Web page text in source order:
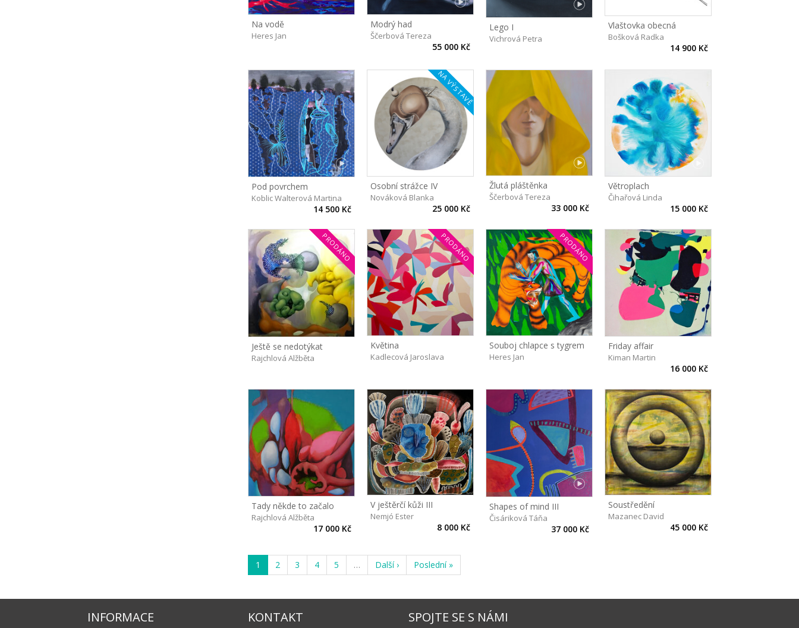
Na vodě
Heres Jan
Modrý had
Ščerbová Tereza
55 000 Kč
Lego I
Vichrová Petra
Vlaštovka obecná
Bošková Radka
14 900 Kč
Pod povrchem
Koblic Walterová Martina
14 500 Kč
NA VÝSTAVĚ
Osobní strážce IV
Nováková Blanka
25 000 Kč
Žlutá pláštěnka
Ščerbová Tereza
33 000 Kč
Větroplach
Čihařová Linda
15 000 Kč
PRODÁNO
Ještě se nedotýkat
Rajchlová Alžběta
PRODÁNO
Květina
Kadlecová Jaroslava
PRODÁNO
Souboj chlapce s tygrem
Heres Jan
Friday affair
Kiman Martin
16 000 Kč
Tady někde to začalo
Rajchlová Alžběta
17 000 Kč
V ještěrčí kůži III
Nemjó Ester
8 000 Kč
Shapes of mind III
Čisáriková Táňa
37 000 Kč
Soustředění
Mazanec David
45 000 Kč
1 2 3 4 5 … Další › Poslední »
INFORMACE KONTAKT SPOJTE SE S NÁMI